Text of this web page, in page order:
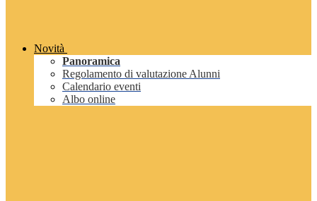
Novità
Panoramica
Regolamento di valutazione Alunni
Calendario eventi
Albo online